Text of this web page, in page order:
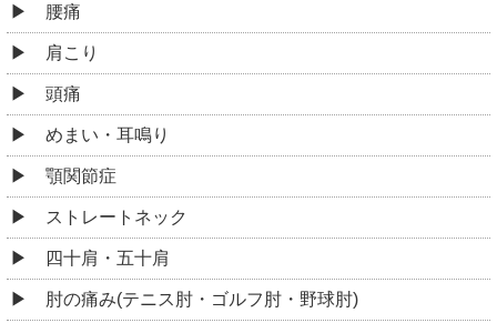
腰痛
肩こり
頭痛
めまい・耳鳴り
顎関節症
ストレートネック
四十肩・五十肩
肘の痛み(テニス肘・ゴルフ肘・野球肘)